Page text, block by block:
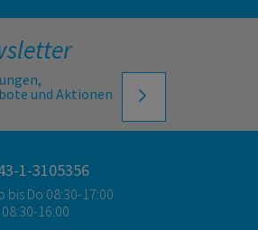
und Aktionen
1-3105356
bis Do 08:30-17:00
08:30-16:00